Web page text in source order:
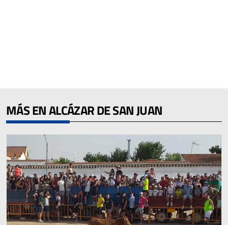
MÁS EN ALCÁZAR DE SAN JUAN